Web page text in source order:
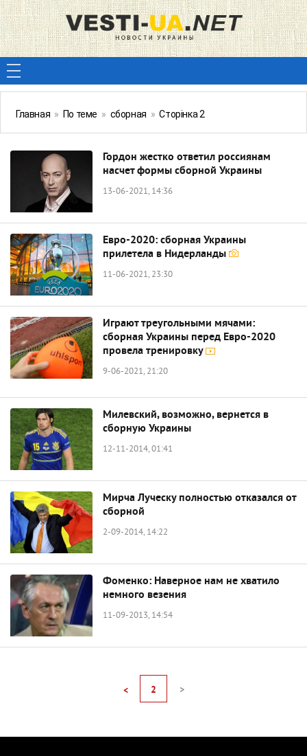
Главная » По теме » сборная » Сторінка 2
Гордон жестко ответил россиянам
насчет формы сборной Украины
13-06-2021, 14:36
Евро-2020: сборная Украины
прилетела в Нидерланды
11-06-2021, 23:30
Играют треугольными мячами:
сборная Украины перед Евро-2020
провела тренировку
9-06-2021, 21:20
Милевский, возможно, вернется в
сборную Украины
12-11-2014, 01:41
Мирча Луческу полностью отказался от
сборной
2-09-2014, 14:22
Фоменко: Наверное нам не хватило
немного везения
11-09-2013, 14:54
< 2 >